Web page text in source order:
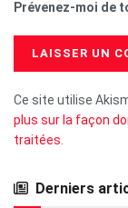
Prévenez-moi de
Ce site utilise
plus sur la façon
traitées
Derniers